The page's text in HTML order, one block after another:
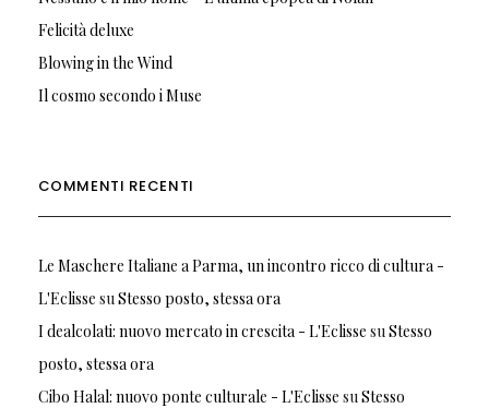
Felicità deluxe
Blowing in the Wind
Il cosmo secondo i Muse
COMMENTI RECENTI
Le Maschere Italiane a Parma, un incontro ricco di cultura -
L'Eclisse suStesso posto, stessa ora
I dealcolati: nuovo mercato in crescita - L'Eclisse suStesso
posto, stessa ora
Cibo Halal: nuovo ponte culturale - L'Eclisse suStesso